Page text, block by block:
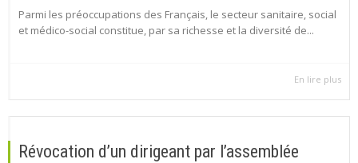
Parmi les préoccupations des Français, le secteur sanitaire, social
et médico-social constitue, par sa richesse et la diversité de...
En lire plus
Révocation d’un dirigeant par l’assemblée